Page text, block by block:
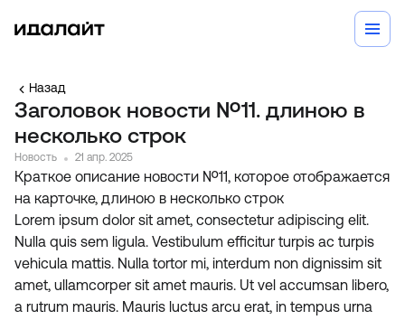
Назад
Заголовок новости №11. длиною в
несколько строк
Новость 21 апр. 2025
Краткое описание новости №11, которое отображается
на карточке, длиною в несколько строк
Lorem ipsum dolor sit amet, consectetur adipiscing elit.
Nulla quis sem ligula. Vestibulum efficitur turpis ac turpis
vehicula mattis. Nulla tortor mi, interdum non dignissim sit
amet, ullamcorper sit amet mauris. Ut vel accumsan libero,
a rutrum mauris. Mauris luctus arcu erat, in tempus urna